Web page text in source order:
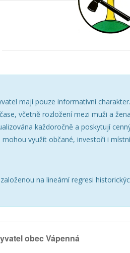
mají pouze informativní
včetně rozložení mezi muži a
každoročně a poskytují
využít občané, investoři i
na lineární regresi